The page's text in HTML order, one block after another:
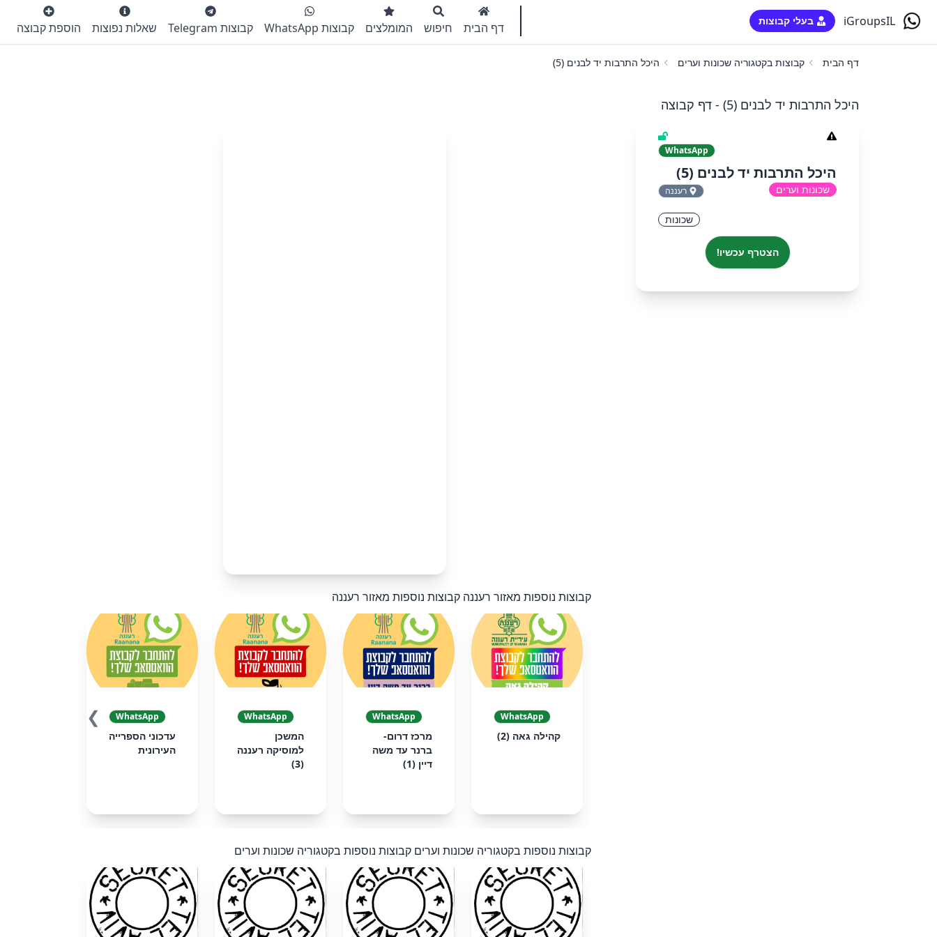
iGroupsIL בעלי קבוצות דף הבית חיפוש המומלצים קבוצות WhatsApp קבוצות Telegram שאלות נפוצות הוספת קבוצה
דף הבית קבוצות בקטגוריה שכונות וערים היכל התרבות יד לבנים (5)
היכל התרבות יד לבנים (5) - דף קבוצה
WhatsApp
היכל התרבות יד לבנים (5)
שכונות וערים רעננה
שכונות
הצטרף עכשיו!
קבוצות נוספות מאזור רעננה קבוצות נוספות מאזור רעננה
WhatsApp
קהילה גאה (2)
WhatsApp
מרכז דרום-
ברנר עד משה
דיין (1)
WhatsApp
המשכן
למוסיקה רעננה
(3)
WhatsApp
עדכוני הספרייה
העירונית
❯
קבוצות נוספות בקטגוריה שכונות וערים קבוצות נוספות בקטגוריה שכונות וערים